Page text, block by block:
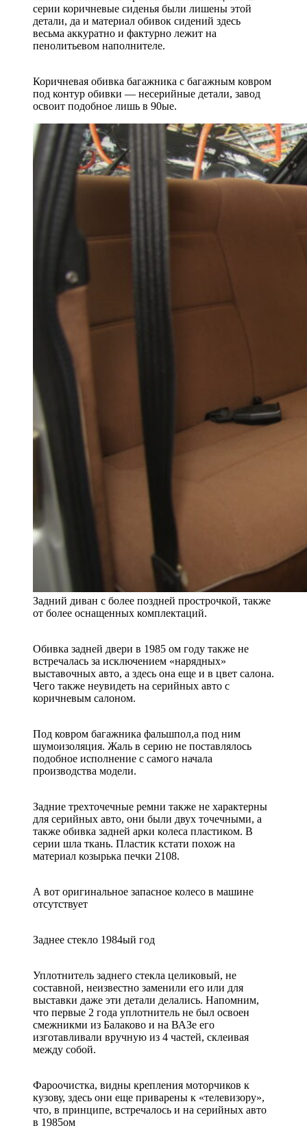
серии коричневые сиденья были лишены этой
детали, да и материал обивок сидений здесь
весьма аккуратно и фактурно лежит на
пенолитьевом наполнителе.
Коричневая обивка багажника с багажным ковром
под контур обивки — несерийные детали, завод
освоит подобное лишь в 90ые.
Задний диван с более поздней прострочкой, также
от более оснащенных комплектаций.
Обивка задней двери в 1985 ом году также не
встречалась за исключением «нарядных»
выставочных авто, а здесь она еще и в цвет салона.
Чего также неувидеть на серийных авто с
коричневым салоном.
Под ковром багажника фальшпол,а под ним
шумоизоляция. Жаль в серию не поставлялось
подобное исполнение с самого начала
производства модели.
Задние трехточечные ремни также не характерны
для серийных авто, они были двух точечными, а
также обивка задней арки колеса пластиком. В
серии шла ткань. Пластик кстати похож на
материал козырька печки 2108.
А вот оригинальное запасное колесо в машине
отсутствует
Заднее стекло 1984ый год
Уплотнитель заднего стекла целиковый, не
составной, неизвестно заменили его или для
выставки даже эти детали делались. Напомним,
что первые 2 года уплотнитель не был освоен
смежникми из Балаково и на ВАЗе его
изготавливали вручную из 4 частей, склеивая
между собой.
Фароочистка, видны крепления моторчиков к
кузову, здесь они еще приварены к «телевизору»,
что, в принципе, встречалось и на серийных авто
в 1985ом